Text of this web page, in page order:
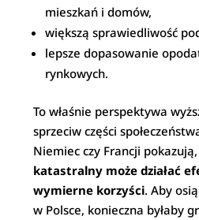
mieszkań i domów,
większą sprawiedliwość
lepsze dopasowanie
rynkowych.
To właśnie perspektywa
sprzeciw części
Niemiec czy Francji
katastralny może działać
wymierne korzyści. Aby
w Polsce, konieczna byłaby